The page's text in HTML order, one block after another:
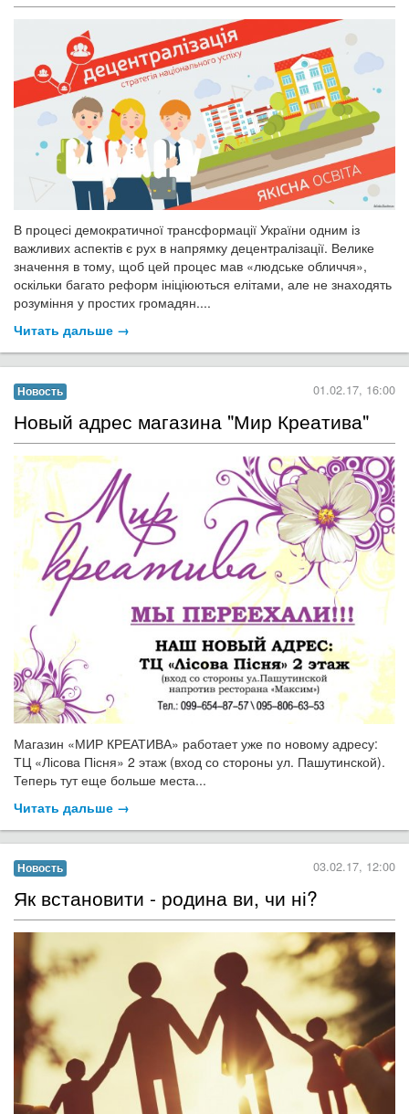
В процесі демократичної трансформації України одним із
важливих аспектів є рух в напрямку децентралізації. Велике
значення в тому, щоб цей процес мав «людське обличчя»,
оскільки багато реформ ініціюються елітами, але не знаходять
розуміння у простих громадян....
Читать дальше →
Новость 01.02.17, 16:00
Новый адрес магазина "Мир Креатива"
Магазин «МИР КРЕАТИВА» работает уже по новому адресу:
ТЦ «Лісова Пісня» 2 этаж (вход со стороны ул. Пашутинской).
Теперь тут еще больше места...
Читать дальше →
Новость 03.02.17, 12:00
Як встановити - родина ви, чи ні?